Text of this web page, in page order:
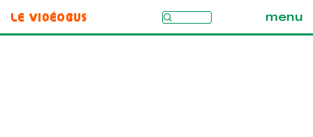
Le Vidéobus menu